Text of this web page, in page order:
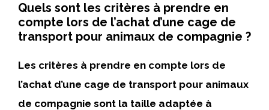
Quels sont les critères à prendre en
compte lors de l’achat d’une cage de
transport pour animaux de compagnie ?
Les critères à prendre en compte lors de
l’achat d’une cage de transport pour animaux
de compagnie sont la taille adaptée à